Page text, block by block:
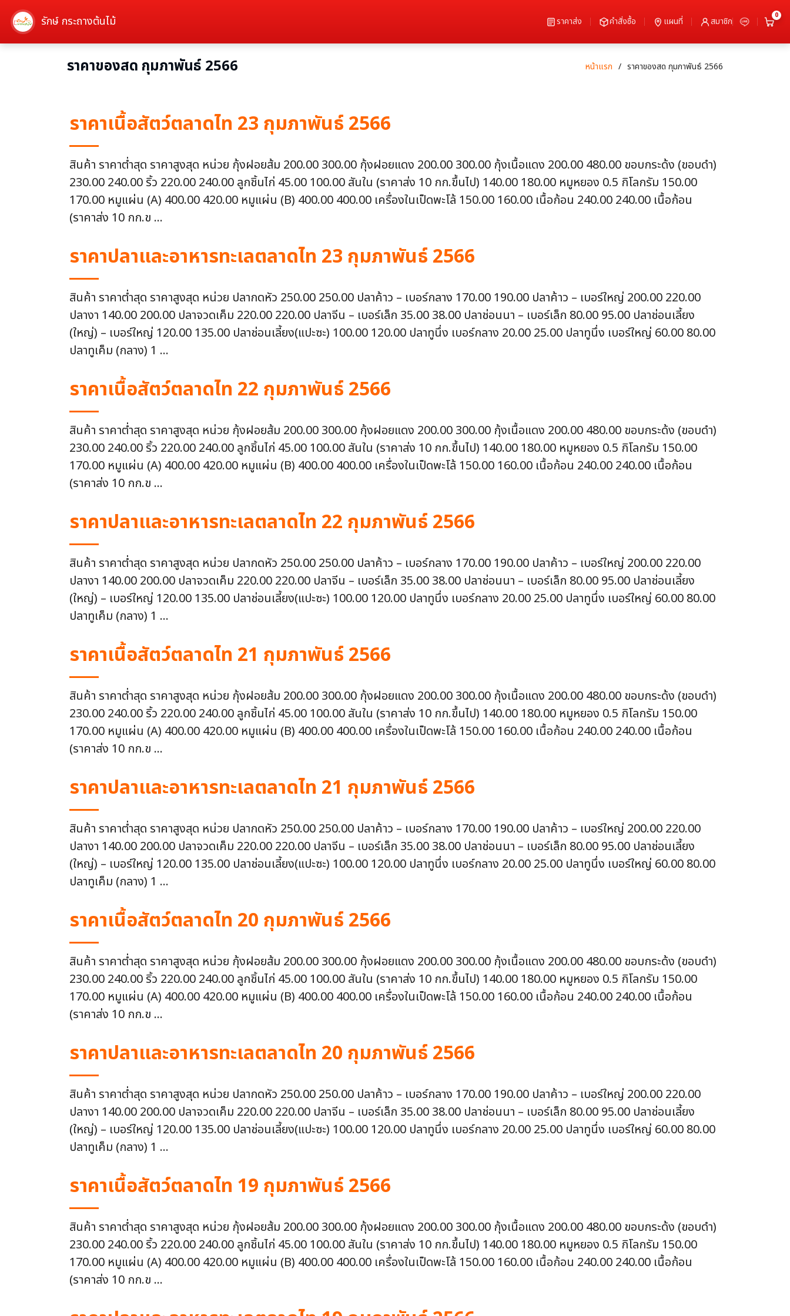
รักษ์ กระถางต้นไม้ ราคาส่ง คำสั่งซื้อ แผนที่ สมาชิก 0
ราคาของสด กุมภาพันธ์ 2566 หน้าแรก ราคาของสด กุมภาพันธ์ 2566
ราคาเนื้อสัตว์ตลาดไท 23 กุมภาพันธ์ 2566
สินค้า ราคาต่ำสุด ราคาสูงสุด หน่วย กุ้งฝอยส้ม 200.00 300.00 กุ้งฝอยแดง 200.00 300.00 กุ้งเนื้อแดง 200.00 480.00 ขอบกระด้ง (ขอบดำ)
230.00 240.00 ริ้ว 220.00 240.00 ลูกชิ้นไก่ 45.00 100.00 สันใน (ราคาส่ง 10 กก.ขึ้นไป) 140.00 180.00 หมูหยอง 0.5 กิโลกรัม 150.00
170.00 หมูแผ่น (A) 400.00 420.00 หมูแผ่น (B) 400.00 400.00 เครื่องในเป็ดพะโล้ 150.00 160.00 เนื้อก้อน 240.00 240.00 เนื้อก้อน
(ราคาส่ง 10 กก.ข ...
ราคาปลาและอาหารทะเลตลาดไท 23 กุมภาพันธ์ 2566
สินค้า ราคาต่ำสุด ราคาสูงสุด หน่วย ปลากดหัว 250.00 250.00 ปลาค้าว – เบอร์กลาง 170.00 190.00 ปลาค้าว – เบอร์ใหญ่ 200.00 220.00
ปลางา 140.00 200.00 ปลาจวดเค็ม 220.00 220.00 ปลาจีน – เบอร์เล็ก 35.00 38.00 ปลาช่อนนา – เบอร์เล็ก 80.00 95.00 ปลาช่อนเลี้ยง
(ใหญ่) – เบอร์ใหญ่ 120.00 135.00 ปลาช่อนเลี้ยง(แปะซะ) 100.00 120.00 ปลาทูนึ่ง เบอร์กลาง 20.00 25.00 ปลาทูนึ่ง เบอร์ใหญ่ 60.00 80.00
ปลาทูเค็ม (กลาง) 1 ...
ราคาเนื้อสัตว์ตลาดไท 22 กุมภาพันธ์ 2566
สินค้า ราคาต่ำสุด ราคาสูงสุด หน่วย กุ้งฝอยส้ม 200.00 300.00 กุ้งฝอยแดง 200.00 300.00 กุ้งเนื้อแดง 200.00 480.00 ขอบกระด้ง (ขอบดำ)
230.00 240.00 ริ้ว 220.00 240.00 ลูกชิ้นไก่ 45.00 100.00 สันใน (ราคาส่ง 10 กก.ขึ้นไป) 140.00 180.00 หมูหยอง 0.5 กิโลกรัม 150.00
170.00 หมูแผ่น (A) 400.00 420.00 หมูแผ่น (B) 400.00 400.00 เครื่องในเป็ดพะโล้ 150.00 160.00 เนื้อก้อน 240.00 240.00 เนื้อก้อน
(ราคาส่ง 10 กก.ข ...
ราคาปลาและอาหารทะเลตลาดไท 22 กุมภาพันธ์ 2566
สินค้า ราคาต่ำสุด ราคาสูงสุด หน่วย ปลากดหัว 250.00 250.00 ปลาค้าว – เบอร์กลาง 170.00 190.00 ปลาค้าว – เบอร์ใหญ่ 200.00 220.00
ปลางา 140.00 200.00 ปลาจวดเค็ม 220.00 220.00 ปลาจีน – เบอร์เล็ก 35.00 38.00 ปลาช่อนนา – เบอร์เล็ก 80.00 95.00 ปลาช่อนเลี้ยง
(ใหญ่) – เบอร์ใหญ่ 120.00 135.00 ปลาช่อนเลี้ยง(แปะซะ) 100.00 120.00 ปลาทูนึ่ง เบอร์กลาง 20.00 25.00 ปลาทูนึ่ง เบอร์ใหญ่ 60.00 80.00
ปลาทูเค็ม (กลาง) 1 ...
ราคาเนื้อสัตว์ตลาดไท 21 กุมภาพันธ์ 2566
สินค้า ราคาต่ำสุด ราคาสูงสุด หน่วย กุ้งฝอยส้ม 200.00 300.00 กุ้งฝอยแดง 200.00 300.00 กุ้งเนื้อแดง 200.00 480.00 ขอบกระด้ง (ขอบดำ)
230.00 240.00 ริ้ว 220.00 240.00 ลูกชิ้นไก่ 45.00 100.00 สันใน (ราคาส่ง 10 กก.ขึ้นไป) 140.00 180.00 หมูหยอง 0.5 กิโลกรัม 150.00
170.00 หมูแผ่น (A) 400.00 420.00 หมูแผ่น (B) 400.00 400.00 เครื่องในเป็ดพะโล้ 150.00 160.00 เนื้อก้อน 240.00 240.00 เนื้อก้อน
(ราคาส่ง 10 กก.ข ...
ราคาปลาและอาหารทะเลตลาดไท 21 กุมภาพันธ์ 2566
สินค้า ราคาต่ำสุด ราคาสูงสุด หน่วย ปลากดหัว 250.00 250.00 ปลาค้าว – เบอร์กลาง 170.00 190.00 ปลาค้าว – เบอร์ใหญ่ 200.00 220.00
ปลางา 140.00 200.00 ปลาจวดเค็ม 220.00 220.00 ปลาจีน – เบอร์เล็ก 35.00 38.00 ปลาช่อนนา – เบอร์เล็ก 80.00 95.00 ปลาช่อนเลี้ยง
(ใหญ่) – เบอร์ใหญ่ 120.00 135.00 ปลาช่อนเลี้ยง(แปะซะ) 100.00 120.00 ปลาทูนึ่ง เบอร์กลาง 20.00 25.00 ปลาทูนึ่ง เบอร์ใหญ่ 60.00 80.00
ปลาทูเค็ม (กลาง) 1 ...
ราคาเนื้อสัตว์ตลาดไท 20 กุมภาพันธ์ 2566
สินค้า ราคาต่ำสุด ราคาสูงสุด หน่วย กุ้งฝอยส้ม 200.00 300.00 กุ้งฝอยแดง 200.00 300.00 กุ้งเนื้อแดง 200.00 480.00 ขอบกระด้ง (ขอบดำ)
230.00 240.00 ริ้ว 220.00 240.00 ลูกชิ้นไก่ 45.00 100.00 สันใน (ราคาส่ง 10 กก.ขึ้นไป) 140.00 180.00 หมูหยอง 0.5 กิโลกรัม 150.00
170.00 หมูแผ่น (A) 400.00 420.00 หมูแผ่น (B) 400.00 400.00 เครื่องในเป็ดพะโล้ 150.00 160.00 เนื้อก้อน 240.00 240.00 เนื้อก้อน
(ราคาส่ง 10 กก.ข ...
ราคาปลาและอาหารทะเลตลาดไท 20 กุมภาพันธ์ 2566
สินค้า ราคาต่ำสุด ราคาสูงสุด หน่วย ปลากดหัว 250.00 250.00 ปลาค้าว – เบอร์กลาง 170.00 190.00 ปลาค้าว – เบอร์ใหญ่ 200.00 220.00
ปลางา 140.00 200.00 ปลาจวดเค็ม 220.00 220.00 ปลาจีน – เบอร์เล็ก 35.00 38.00 ปลาช่อนนา – เบอร์เล็ก 80.00 95.00 ปลาช่อนเลี้ยง
(ใหญ่) – เบอร์ใหญ่ 120.00 135.00 ปลาช่อนเลี้ยง(แปะซะ) 100.00 120.00 ปลาทูนึ่ง เบอร์กลาง 20.00 25.00 ปลาทูนึ่ง เบอร์ใหญ่ 60.00 80.00
ปลาทูเค็ม (กลาง) 1 ...
ราคาเนื้อสัตว์ตลาดไท 19 กุมภาพันธ์ 2566
สินค้า ราคาต่ำสุด ราคาสูงสุด หน่วย กุ้งฝอยส้ม 200.00 300.00 กุ้งฝอยแดง 200.00 300.00 กุ้งเนื้อแดง 200.00 480.00 ขอบกระด้ง (ขอบดำ)
230.00 240.00 ริ้ว 220.00 240.00 ลูกชิ้นไก่ 45.00 100.00 สันใน (ราคาส่ง 10 กก.ขึ้นไป) 140.00 180.00 หมูหยอง 0.5 กิโลกรัม 150.00
170.00 หมูแผ่น (A) 400.00 420.00 หมูแผ่น (B) 400.00 400.00 เครื่องในเป็ดพะโล้ 150.00 160.00 เนื้อก้อน 240.00 240.00 เนื้อก้อน
(ราคาส่ง 10 กก.ข ...